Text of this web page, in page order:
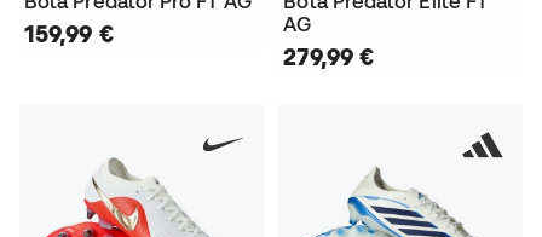
159,99 €
AG
279,99 €